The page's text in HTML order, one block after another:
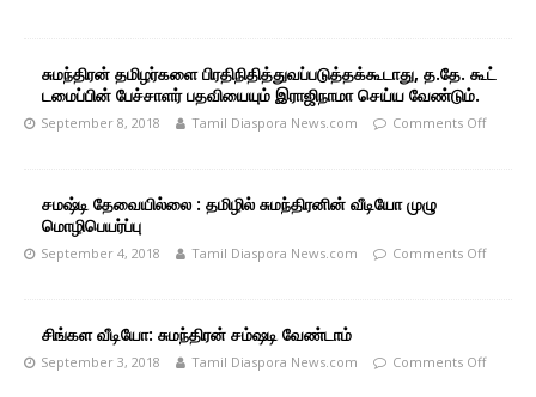
சுமந்திரன் தமிழர்களை பிரதிநிதித்துவப்படுத்தக்கூடாது, த.தே. கூட்
டமைப்பின் பேச்சாளர் பதவியையும் இராஜிநாமா செய்ய வேண்டும்.
September 8, 2018 Tamil Diaspora News.com Comments Off
சமஷ்டி தேவையில்லை : தமிழில் சுமந்திரனின் வீடியோ முழு
மொழிபெயர்ப்பு
September 4, 2018 Tamil Diaspora News.com Comments Off
சிங்கள வீடியோ: சுமந்திரன் சம்ஷடி வேண்டாம்
September 3, 2018 Tamil Diaspora News.com Comments Off